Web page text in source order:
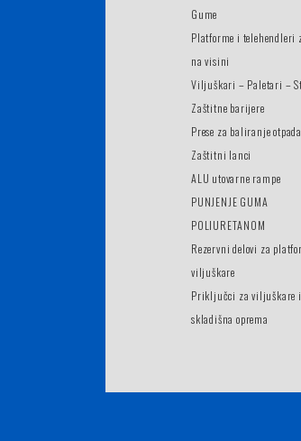
Gume
Platforme i telehendleri
na visini
Viljuškari – Paletari –
Zaštitne barijere
Prese za baliranje otpada
Zaštitni lanci
ALU utovarne rampe
PUNJENJE GUMA
POLIURETANOM
Rezervni delovi za
viljuškare
Priključci za viljuškare i
skladišna oprema